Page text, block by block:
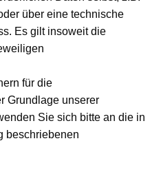
über eine technische
Es gilt insoweit die
für die
Grundlage unserer
Sie sich bitte an die in
beschriebenen